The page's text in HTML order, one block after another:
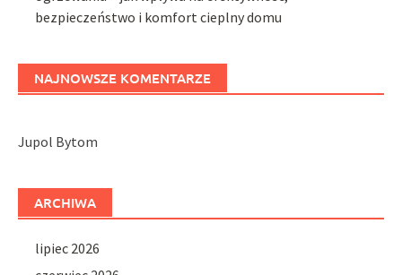
bezpieczeństwo i komfort cieplny domu
NAJNOWSZE KOMENTARZE
Jupol Bytom
ARCHIWA
lipiec 2026